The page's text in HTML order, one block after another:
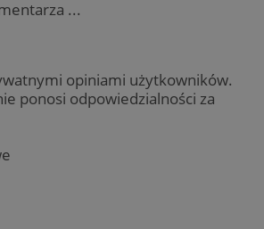
...
opiniami użytkowników.
ponosi odpowiedzialności za